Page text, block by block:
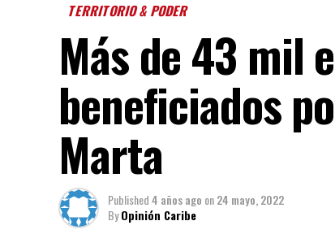
TERRITORIO & PODER
Más de 43 mil
beneficiados
Marta
Published4 años ago on24 mayo, 2022
ByOpinión Caribe